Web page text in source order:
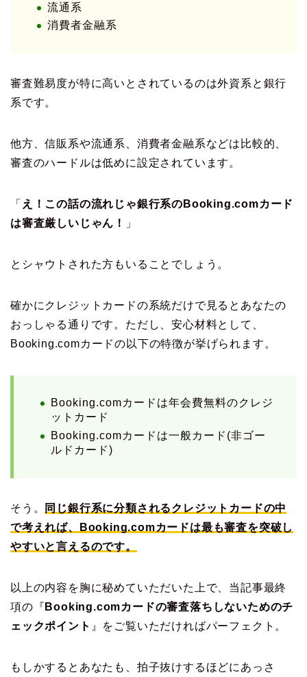
流通系
消費者金融系
審査難易度が特に高いとされているのは外資系と銀行
系です。
他方、信販系や流通系、消費者金融系などは比較的、
審査のハードルは低めに設定されています。
「 え！この話の流れじゃ銀行系のBooking.comカード
は審査厳しいじゃん！
」
とシャウトされた方もいることでしょう。
確かにクレジットカードの系統だけで見るとあなたの
おっしゃる通りです。ただし、安心材料として、
Booking.comカードの以下の特徴が挙げられます。
Booking.comカードは年会費無料のクレジ
ットカード
Booking.comカードは一般カード(非ゴー
ルドカード)
そう。
同じ銀行系に分類されるクレジットカードの中
で考えれば、Booking.comカードは最も審査を突破し
やすいと言えるのです。
以上の内容を胸に秘めていただいた上で、当記事最終
項の『 Booking.comカードの審査落ちしないためのチ
ェックポイント 』をご覧いただければパーフェクト。
もしかするとあなたも、拍子抜けするほどにあっさ